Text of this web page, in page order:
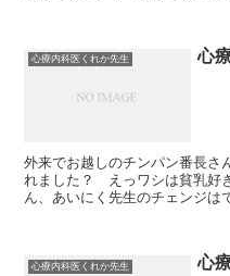
心療内科医くれか先生 心
外来でお越しのチンパン番長さん、診
れました？ えっワシは貧乳好
ん、あいにく先生のチェンジは
心療内科医くれか先生 心